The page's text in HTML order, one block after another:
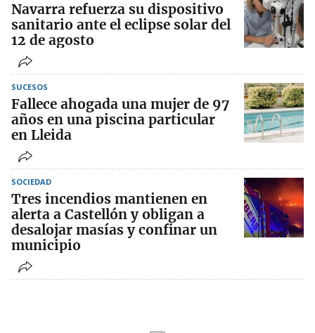
Navarra refuerza su dispositivo
sanitario ante el eclipse solar del
12 de agosto
SUCESOS
Fallece ahogada una mujer de 97
años en una piscina particular
en Lleida
SOCIEDAD
Tres incendios mantienen en
alerta a Castellón y obligan a
desalojar masías y confinar un
municipio